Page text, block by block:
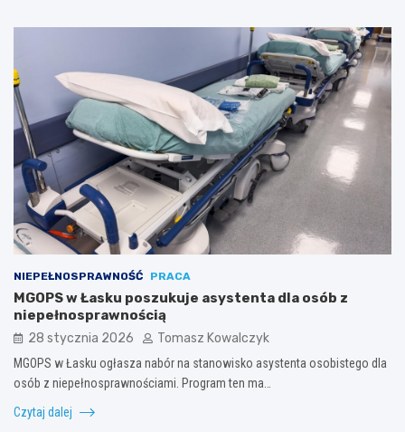
NIEPEŁNOSPRAWNOŚĆ PRACA
MGOPS w Łasku poszukuje asystenta dla osób z
niepełnosprawnością
28 stycznia 2026 Tomasz Kowalczyk
MGOPS w Łasku ogłasza nabór na stanowisko asystenta osobistego dla
osób z niepełnosprawnościami. Program ten ma…
Czytaj dalej